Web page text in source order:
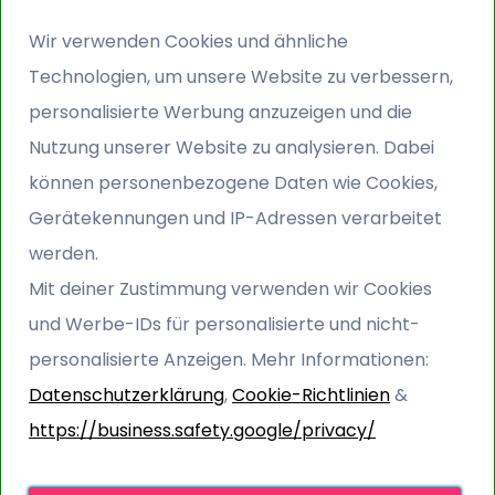
Wir verwenden Cookies und ähnliche
Technologien, um unsere Website zu verbessern,
personalisierte Werbung anzuzeigen und die
Nutzung unserer Website zu analysieren. Dabei
können personenbezogene Daten wie Cookies,
Gerätekennungen und IP-Adressen verarbeitet
werden.
Mit deiner Zustimmung verwenden wir Cookies
und Werbe-IDs für personalisierte und nicht-
personalisierte Anzeigen. Mehr Informationen:
Datenschutzerklärung,Cookie-Richtlinien&
https://business.safety.google/privacy/
Wird die Lastschrift mangels ausreichender
Kontodeckung oder aufgrund der Angabe einer
falschen Bankverbindung nicht eingelöst oder
widerspricht der Kunde der Abbuchung, obwohl er
hierzu nicht berechtigt ist, hat der Kunde die durch